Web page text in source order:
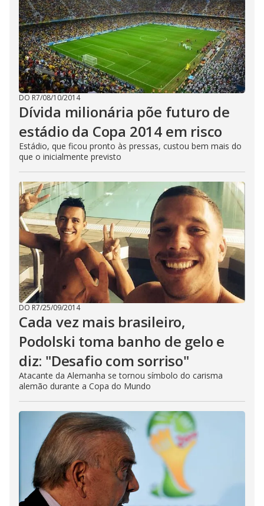
DO R7/08/10/2014
Dívida milionária põe futuro de
estádio da Copa 2014 em risco
Estádio, que ficou pronto às pressas, custou bem mais do
que o inicialmente previsto
DO R7/25/09/2014
Cada vez mais brasileiro,
Podolski toma banho de gelo e
diz: "Desafio com sorriso"
Atacante da Alemanha se tornou símbolo do carisma
alemão durante a Copa do Mundo